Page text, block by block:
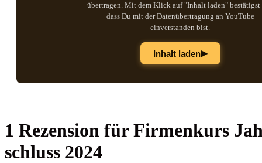
übertragen. Mit dem Klick auf "Inhalt laden" bestätigst
dass Du mit der Datenübertragung an YouTube
einverstanden bist.
Inhalt laden▶
1 Rezension fürFir­men­kurs
schluss 2024